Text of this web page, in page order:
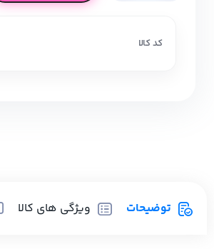
کد کالا
توضیحات ویژگی های کالا